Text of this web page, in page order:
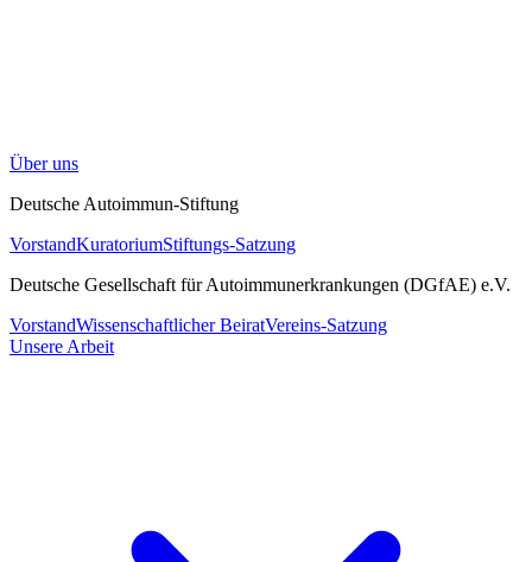
Über uns
Deutsche Autoimmun-Stiftung
VorstandKuratoriumStiftungs-Satzung
Deutsche Gesellschaft für Autoimmunerkrankungen (DGfAE) e.V.
VorstandWissenschaftlicher BeiratVereins-Satzung
Unsere Arbeit